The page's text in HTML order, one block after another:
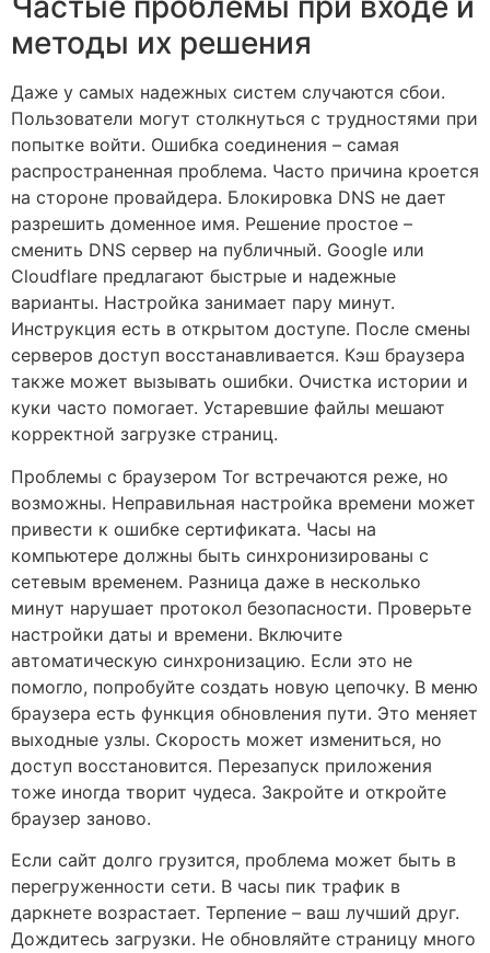
методы их решения
Даже у самых надежных систем случаются сбои.
Пользователи могут столкнуться с трудностями при
попытке войти. Ошибка соединения – самая
распространенная проблема. Часто причина кроется
на стороне провайдера. Блокировка DNS не дает
разрешить доменное имя. Решение простое –
сменить DNS сервер на публичный. Google или
Cloudflare предлагают быстрые и надежные
варианты. Настройка занимает пару минут.
Инструкция есть в открытом доступе. После смены
серверов доступ восстанавливается. Кэш браузера
также может вызывать ошибки. Очистка истории и
куки часто помогает. Устаревшие файлы мешают
корректной загрузке страниц.
Проблемы с браузером Tor встречаются реже, но
возможны. Неправильная настройка времени может
привести к ошибке сертификата. Часы на
компьютере должны быть синхронизированы с
сетевым временем. Разница даже в несколько
минут нарушает протокол безопасности. Проверьте
настройки даты и времени. Включите
автоматическую синхронизацию. Если это не
помогло, попробуйте создать новую цепочку. В меню
браузера есть функция обновления пути. Это меняет
выходные узлы. Скорость может измениться, но
доступ восстановится. Перезапуск приложения
тоже иногда творит чудеса. Закройте и откройте
браузер заново.
Если сайт долго грузится, проблема может быть в
перегруженности сети. В часы пик трафик в
даркнете возрастает. Терпение – ваш лучший друг.
Дождитесь загрузки. Не обновляйте страницу много